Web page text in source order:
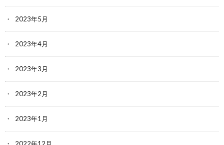
2023年5月
2023年4月
2023年3月
2023年2月
2023年1月
2022年12月